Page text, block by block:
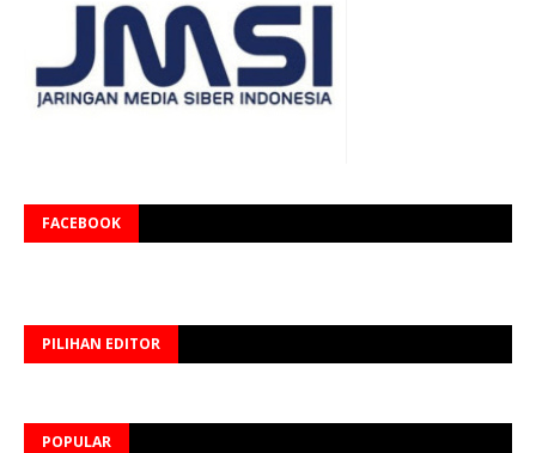
FACEBOOK
PILIHAN EDITOR
POPULAR